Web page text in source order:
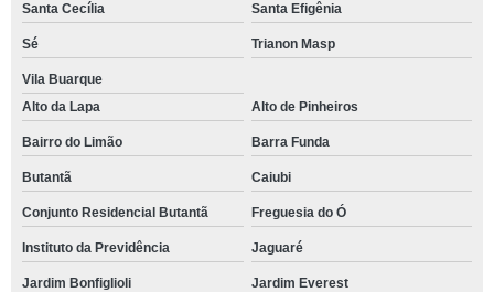
Santa Cecília Santa Efigênia
Sé Trianon Masp
Vila Buarque
Alto da Lapa
Alto de Pinheiros
Bairro do Limão Barra Funda
Butantã Caiubi
Conjunto Residencial Butantã Freguesia do Ó
Instituto da Previdência Jaguaré
Jardim Bonfiglioli Jardim Everest